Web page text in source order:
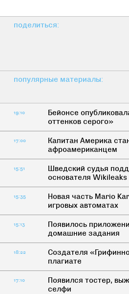
поделиться:
популярные материалы:
19:10
Бейонсе
оттенков серого»
17:00
Капитан Америка
афроамериканцем
15:51
Шведский судья
основателя Wikileaks
15:35
Новая часть Mario
игровых автоматах
15:13
Появилось
домашние задания
18:22
Создателя
плагиате
17:10
Появился тостер,
селфи